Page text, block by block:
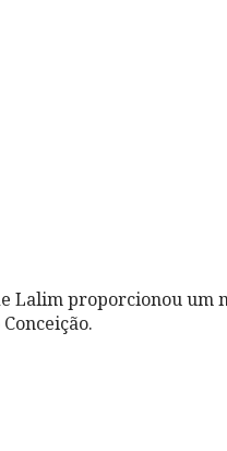
Lalim proporcionou um